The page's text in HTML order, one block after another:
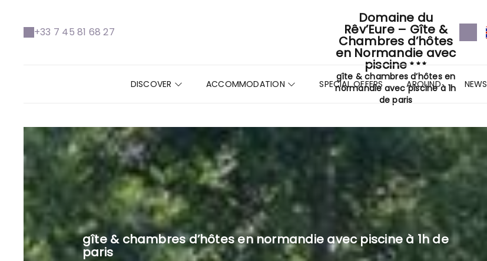
+33 7 45 81 68 27
Domaine du
Rêv’Eure – Gîte &
Chambres d’hôtes
en Normandie avec
piscine
gîte & chambres d’hôtes en
normandie avec piscine à 1h
de paris
DISCOVER ACCOMMODATION SPECIAL OFFERS AROUND NEWS
gîte & chambres d’hôtes en normandie avec piscine à 1h de
paris